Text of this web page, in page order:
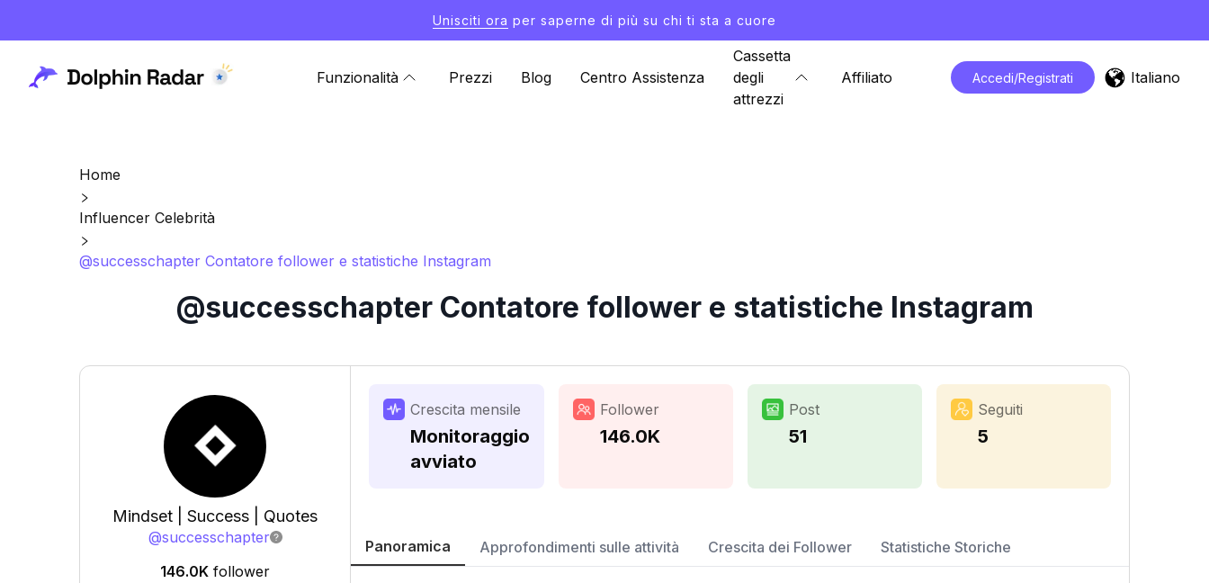
Unisciti ora per saperne di più su chi ti sta a cuore
Funzionalità Prezzi Blog Centro Assistenza
Cassetta
degli
attrezzi
Affiliato Accedi/Registrati Italiano
Home
Influencer Celebrità
@successchapter Contatore follower e statistiche Instagram
@successchapter Contatore follower e statistiche Instagram
Mindset | Success | Quotes
@successchapter
146.0K follower
Crescita mensile
Monitoraggio
avviato
Follower
146.0K
Post
51
Seguiti
5
Panoramica Approfondimenti sulle attività Crescita dei Follower Statistiche Storiche